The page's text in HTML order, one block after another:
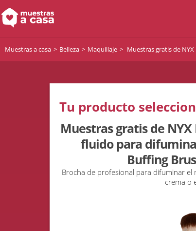
Muestras a casa Belleza Maquillaje Muestras gratis de
Tu producto
Muestras gratis de
fluido para
Buffing
Brocha de profesional para difuminar el
crema o